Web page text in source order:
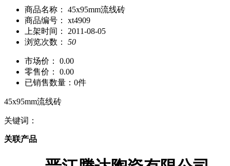
商品名称：
45x95mm流线砖
商品编号：
xt4909
上架时间：
2011-08-05
浏览次数：
50
市场价：
0.00
零售价：
0.00
已销售数量： 0件
45x95mm流线砖
关键词：
关联产品